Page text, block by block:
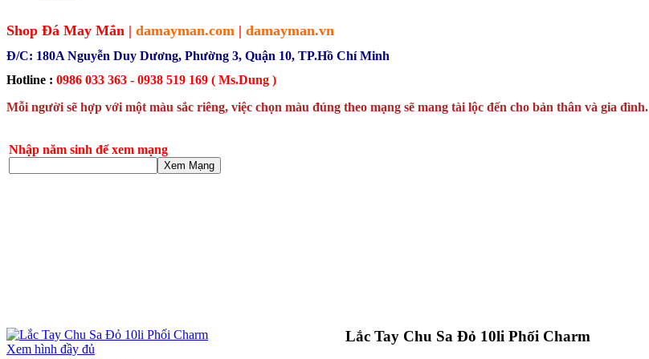
Shop Đá May Mắn | damayman.com | damayman.vn
Đ/C: 180A Nguyễn Duy Dương, Phường 3, Quận 10, TP.Hồ Chí Minh
Hotline : 0986 033 363 - 0938 519 169 ( Ms.Dung )
Mỗi người sẽ hợp với một màu sắc riêng, việc chọn màu đúng theo mạng sẽ mang tài lộc đến cho bản thân và gia đình.
Nhập năm sinh để xem mạng
Xem Mạng
Xem hình đầy đủ
Lắc Tay Chu Sa Đỏ 10li Phối Charm